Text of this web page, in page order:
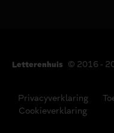
Letterenhuis © 2016 -
Privacyverklaring
Cookieverklaring